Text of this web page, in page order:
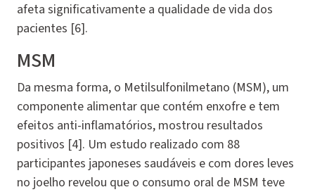
afeta significativamente a qualidade de vida dos
pacientes [6].
MSM
Da mesma forma, o Metilsulfonilmetano (MSM), um
componente alimentar que contém enxofre e tem
efeitos anti-inflamatórios, mostrou resultados
positivos [4]. Um estudo realizado com 88
participantes japoneses saudáveis e com dores leves
no joelho revelou que o consumo oral de MSM teve